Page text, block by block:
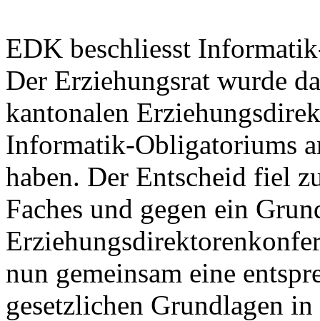
EDK beschliesst
Der Erziehungsrat wurde
kantonalen
Informatik-Obligatoriums
haben. Der Entscheid fiel
Faches und gegen ein
nun gemeinsam eine
gesetzlichen Grundlagen